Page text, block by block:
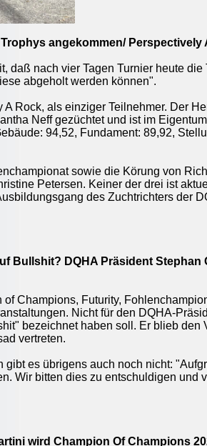
angekommen/
daß nach vier Tagen Turnier heute
abgeholt werden können".
Rock, als einziger Teilnehmer. Der
Neff gezüchtet und ist im
94,52, Fundament: 89,92,
sowie die Körung von
Petersen. Keiner der drei ist
des Zuchtrichters der
Bullshit? DQHA Präsident
Champions, Futurity,
Nicht für den DQHA-
bezeichnet haben soll. Er blieb den
vertreten.
gibt es übrigens auch noch nicht:
Wir bitten dies zu entschuldigen und
wird Champion Of Champions